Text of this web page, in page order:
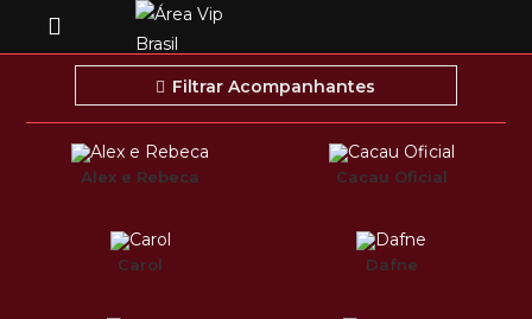
Filtrar Acompanhantes
Alex e Rebeca Cacau Oficial
Carol Dafne